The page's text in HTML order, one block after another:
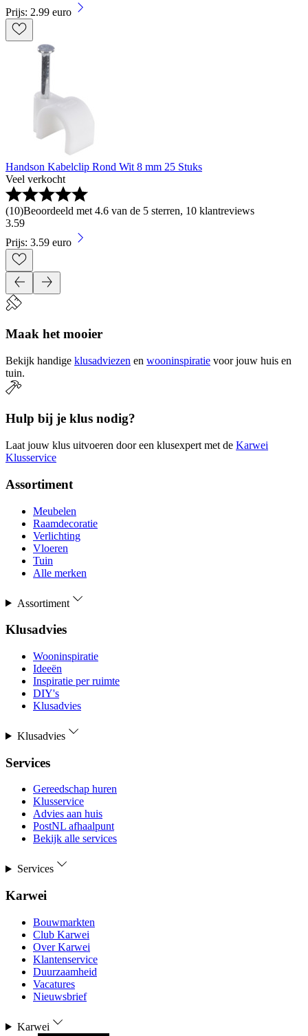
Prijs: 2.99 euro
Handson Kabelclip Rond Wit 8 mm 25 Stuks
Veel verkocht
(10)Beoordeeld met 4.6 van de 5 sterren, 10 klantreviews
3.59
Prijs: 3.59 euro
Maak het mooier
Bekijk handige klusadviezen en wooninspiratie voor jouw huis en
tuin.
Hulp bij je klus nodig?
Laat jouw klus uitvoeren door een klusexpert met de Karwei
Klusservice
Assortiment
Meubelen
Raamdecoratie
Verlichting
Vloeren
Tuin
Alle merken
Assortiment
Klusadvies
Wooninspiratie
Ideeën
Inspiratie per ruimte
DIY's
Klusadvies
Klusadvies
Services
Gereedschap huren
Klusservice
Advies aan huis
PostNL afhaalpunt
Bekijk alle services
Services
Karwei
Bouwmarkten
Club Karwei
Over Karwei
Klantenservice
Duurzaamheid
Vacatures
Nieuwsbrief
Karwei